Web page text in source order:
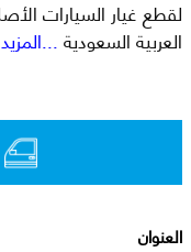
العربية السعودية...المزيد
العنوان